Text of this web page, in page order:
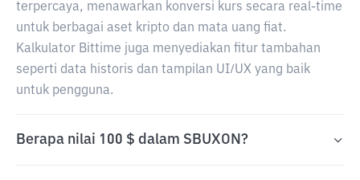
terpercaya, menawarkan konversi kurs secara real-time
untuk berbagai aset kripto dan mata uang fiat.
Kalkulator Bittime juga menyediakan fitur tambahan
seperti data historis dan tampilan UI/UX yang baik
untuk pengguna.
Berapa nilai 100 $ dalam SBUXON?